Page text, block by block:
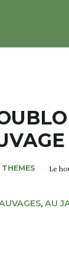
Le
, AU